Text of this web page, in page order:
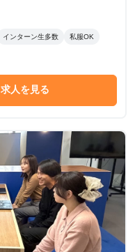
インターン生多数 私服OK
求人を見る